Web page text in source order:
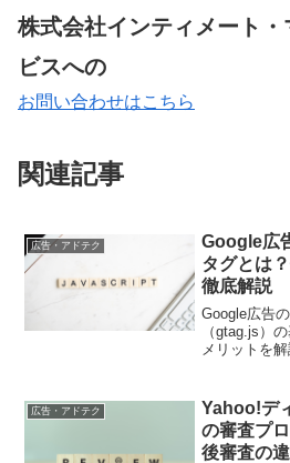
株式会社インティメート
ビスへの
お問い合わせはこちら
関連記事
広告・アドテク
Google広
タグとは
徹底解説
Google広告
（gtag.js）
メリットを
広告・アドテク
Yahoo!デ
の審査プ
後審査の